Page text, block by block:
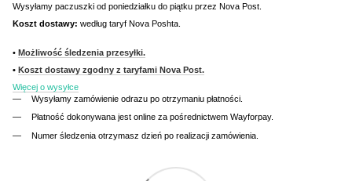
Wysyłamy paczuszki od poniedziałku do piątku przez Nova Post.
Koszt dostawy: według taryf Nova Poshta.
• Możliwość śledzenia przesyłki.
• Koszt dostawy zgodny z taryfami Nova Post.
Więcej o wysyłce
Wysyłamy zamówienie odrazu po otrzymaniu płatności.
Płatność dokonywana jest online za pośrednictwem Wayforpay.
Numer śledzenia otrzymasz dzień po realizacji zamówienia.